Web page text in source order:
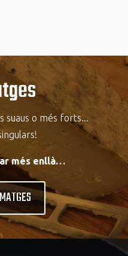
suaus o més forts...
més enllà…